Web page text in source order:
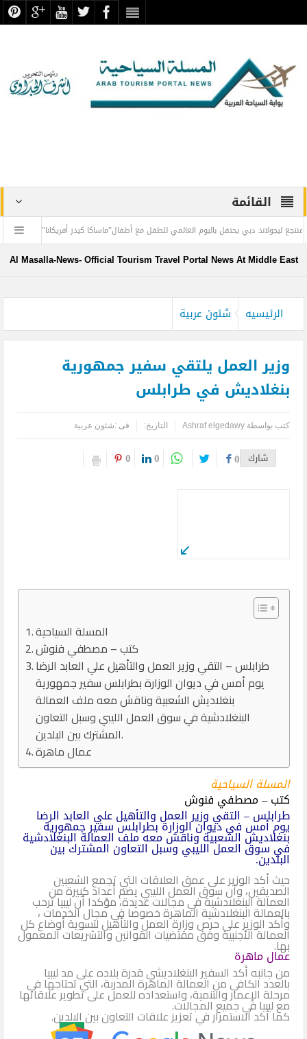
القائمة
دبي يحتفل باليوم العالمي للطفل مع أطفال”ماساكا كيدز أفريكانا”
اليمن تودع
طيران الإمارات تسيّر رحلتين مباشرتين يومياً إلى كولومبو أول ديسمبر
Al Masalla-News- Official Tourism Travel Portal News At Middle East
الرئيسيه شئون عربية
وزير العمل يلتقي سفير جمهورية
بنغلاديش في طرابلس
كتب بواسطةAshraf elgedawy التاريخ: فى :شئون عربية
شارك 0
0
0
المسلة السياحية
كتب – مصطفي فنوش
طرابلس – التقي وزير العمل والتأهيل علي العابد الرضا
يوم أمس في ديوان الوزارة بطرابلس سفير جمهورية
بنغلاديش الشعبية وناقش معه ملف العمالة
البنغلادشية في سوق العمل الليبي وسبل التعاون
المشترك بين البلدين.
عمال ماهرة
المسلة السياحية
كتب – مصطفي فنوش
طرابلس – التقي وزير العمل والتأهيل علي العابد الرضا
يوم أمس في ديوان الوزارة بطرابلس سفير جمهورية
بنغلاديش الشعبية وناقش معه ملف العمالة البنغلادشية
في سوق العمل الليبي وسبل التعاون المشترك بين
البلدين.
حيث أكد الوزير على عمق العلاقات التي تجمع الشعبين
الصديقين، وأن سوق العمل الليبي يضم أعداد كبيرة من
العمالة البنغلادشية في مجالات عديدة، مؤكدا أن ليبيا ترحب
بالعمالة البنغلادشية الماهرة خصوصا في مجال الخدمات ،
وأكد الوزير على حرص وزارة العمل والتأهيل لتسوية أوضاع كل
العمالة الأجنبية وفق مقتضيات القوانين والتشريعات المعمول
بها.
عمال ماهرة
من جانبه أكد السفير البنغلاديشي قدرة بلاده على مد ليبيا
بالعدد الكافي من العمالة الماهرة المدربة، التي تحتاجها في
مرحلة الإعمار والتنمية، واستعداده للعمل على تطوير علاقاتها
مع ليبيا في جميع المجالات.
كما أكد الاستمرار في تعزيز علاقات التعاون بين البلدين.